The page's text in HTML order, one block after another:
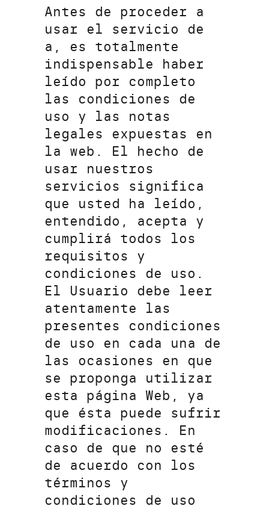
Antes de proceder a
usar el servicio de
a, es totalmente
indispensable haber
leído por completo
las condiciones de
uso y las notas
legales expuestas en
la web. El hecho de
usar nuestros
servicios significa
que usted ha leído,
entendido, acepta y
cumplirá todos los
requisitos y
condiciones de uso.
El Usuario debe leer
atentamente las
presentes condiciones
de uso en cada una de
las ocasiones en que
se proponga utilizar
esta página Web, ya
que ésta puede sufrir
modificaciones. En
caso de que no esté
de acuerdo con los
términos y
condiciones de uso